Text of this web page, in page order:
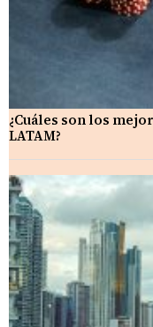
¿Cuáles son los
LATAM?